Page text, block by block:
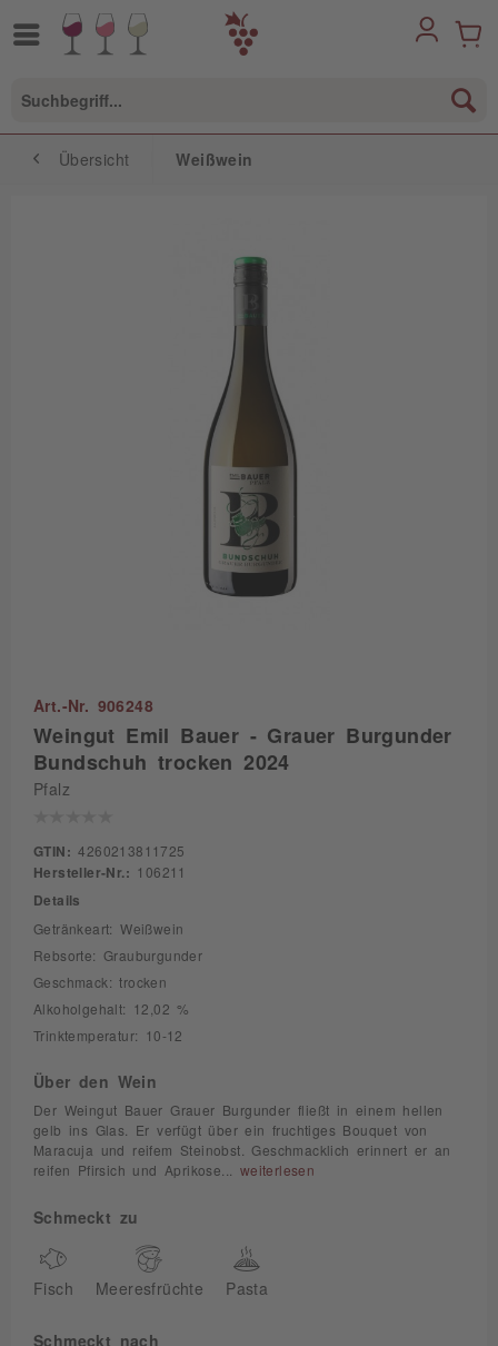
Übersicht Weißwein
Art.-Nr. 906248
Weingut Emil Bauer - Grauer Burgunder
Bundschuh trocken 2024
Pfalz
GTIN: 4260213811725
Hersteller-Nr.: 106211
Details
Getränkeart: Weißwein
Rebsorte: Grauburgunder
Geschmack: trocken
Alkoholgehalt: 12,02 %
Trinktemperatur: 10-12
Über den Wein
Der Weingut Bauer Grauer Burgunder fließt in einem hellen
gelb ins Glas. Er verfügt über ein fruchtiges Bouquet von
Maracuja und reifem Steinobst. Geschmacklich erinnert er an
reifen Pfirsich und Aprikose... weiterlesen
Schmeckt zu
Fisch Meeresfrüchte Pasta
Schmeckt nach